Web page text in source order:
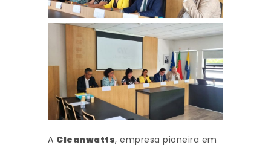
A Cleanwatts, empresa pioneira em